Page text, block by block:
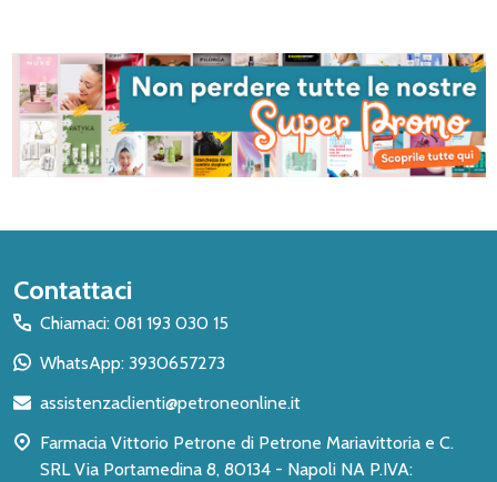
Inizio
del
piè
pagina
Contattaci
Chiamaci: 081 193 030 15
WhatsApp: 3930657273
assistenzaclienti@petroneonline.it
Farmacia Vittorio Petrone di Petrone Mariavittoria e C.
SRL Via Portamedina 8, 80134 - Napoli NA P.IVA: